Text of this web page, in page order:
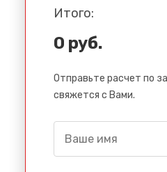
Итого:
0 руб.
Отправьте расчет по
свяжется с Вами.